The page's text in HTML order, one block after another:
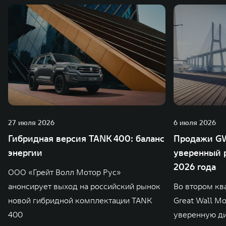
27 июля 2026
Гибридная версия TANK 400: баланс
энергии
ООО «Грейт Волл Мотор Рус»
анонсирует выход на российский рынок
новой гибридной комплектации TANK
400
6 июля 2026
Продажи
уверенный
2026 года
Во втором
Great Wall
уверенную